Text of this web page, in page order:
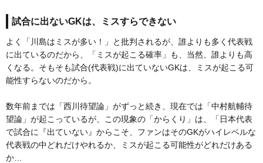
試合に出ないGKは、ミスすらできない
よく「川島はミスが多い！」と批判されるが、誰よりも多く代表戦
に出ているのだから、「ミスが起こる確率」も、当然、誰よりも高
くなる。そもそも試合(代表戦)に出ていないGKは、ミスが起こる可
能性すらないのだから。
数年前までは「西川待望論」がずっと続き、現在では「中村航輔待
望論」が起こっているが、この現象の「からくり」は、「日本代表
で試合に『出ていない』からこそ、ファンはそのGKがハイレベルな
代表戦の中どれだけやれるか、ミスが起こる可能性がどれだけある
か…